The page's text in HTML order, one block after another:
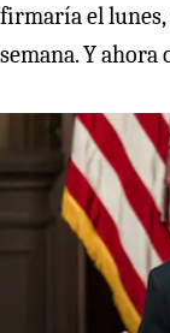
firmaría el lunes,
semana. Y ahora